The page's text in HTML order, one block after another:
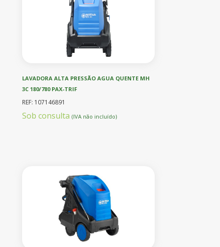
LAVADORA ALTA PRESSÃO AGUA QUENTE MH
3C 180/780 PAX-TRIF
REF: 107146891
Sob consulta (IVA não incluído)